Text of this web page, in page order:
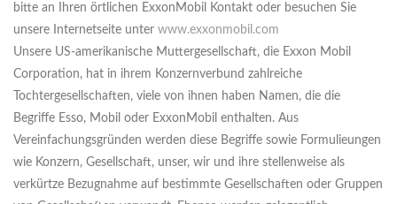
bitte an Ihren örtlichen ExxonMobil Kontakt oder besuchen Sie
unsere Internetseite unter www.exxonmobil.com
Unsere US-amerikanische Muttergesellschaft, die Exxon Mobil
Corporation, hat in ihrem Konzernverbund zahlreiche
Tochtergesellschaften, viele von ihnen haben Namen, die die
Begriffe Esso, Mobil oder ExxonMobil enthalten. Aus
Vereinfachungsgründen werden diese Begriffe sowie Formulieungen
wie Konzern, Gesellschaft, unser, wir und ihre stellenweise als
verkürtze Bezugnahme auf bestimmte Gesellschaften oder Gruppen